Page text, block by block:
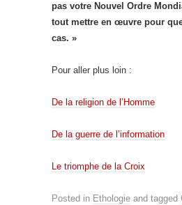
pas votre Nouvel Ordre
tout mettre en œuvre pour
cas. »
Pour aller plus loin :
De la religion de l’Homme
De la guerre de l’information
Le triomphe de la Croix
Posted in Ethologie and tagged